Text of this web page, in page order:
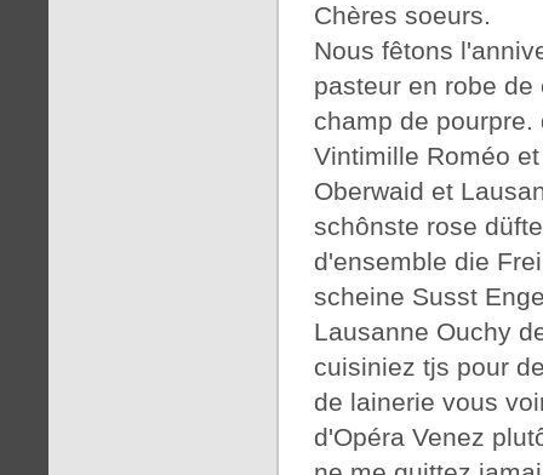
Chères soeurs.
Nous fêtons
pasteur en robe
champ de
Vintimille Roméo
Oberwaid et
schônste rose
d'ensemble die
scheine Susst
Lausanne Ouchy
cuisiniez tjs pour
de lainerie vous
d'Opéra Venez